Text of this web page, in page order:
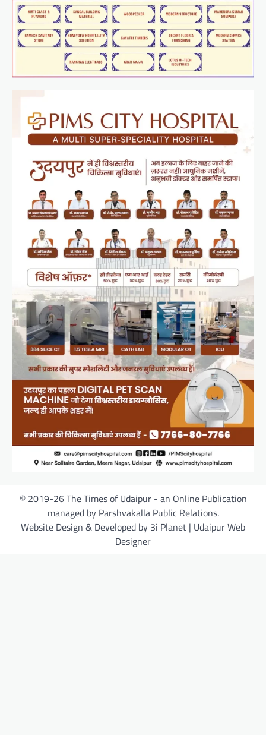
© 2019-26 The Times of Udaipur - an Online Publication
managed by Parshvakalla Public Relations.
Website Design & Developed by 3i Planet | Udaipur Web
Designer